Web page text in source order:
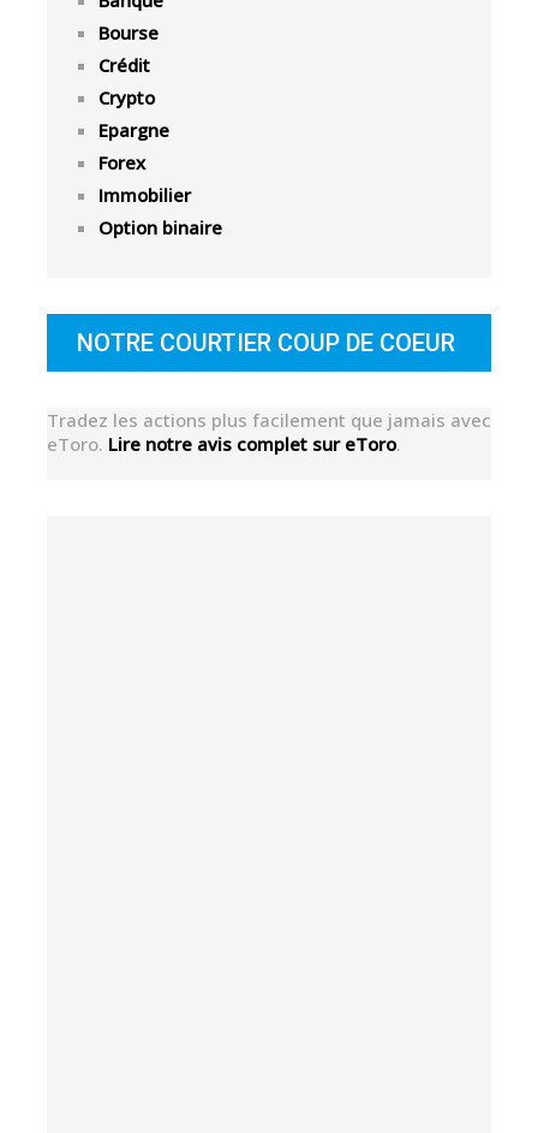
Bourse
Crédit
Crypto
Epargne
Forex
Immobilier
Option binaire
NOTRE COURTIER COUP DE COEUR
Tradez les actions plus facilement que jamais avec
eToro. Lire notre avis complet sur eToro.